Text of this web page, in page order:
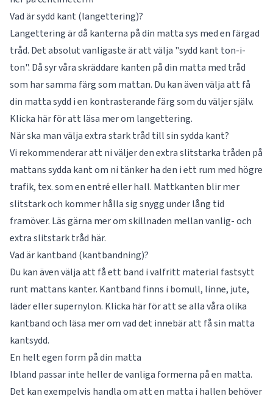
Vad är sydd kant (langettering)?
Langettering är då kanterna på din matta sys med en färgad
tråd. Det absolut vanligaste är att välja "sydd kant ton-i-
ton". Då syr våra skräddare kanten på din matta med tråd
som har samma färg som mattan. Du kan även välja att få
din matta sydd i en kontrasterande färg som du väljer själv.
Klicka här för att läsa mer om langettering.
När ska man välja extra stark tråd till sin sydda kant?
Vi rekommenderar att ni väljer den extra slitstarka tråden på
mattans sydda kant om ni tänker ha den i ett rum med högre
trafik, tex. som en entré eller hall. Mattkanten blir mer
slitstark och kommer hålla sig snygg under lång tid
framöver. Läs gärna mer om skillnaden mellan vanlig- och
extra slitstark tråd här.
Vad är kantband (kantbandning)?
Du kan även välja att få ett band i valfritt material fastsytt
runt mattans kanter. Kantband finns i bomull, linne, jute,
läder eller supernylon. Klicka här för att se alla våra olika
kantbandoch läsa mer om vad det innebär att få sin matta
kantsydd.
En helt egen form på din matta
Ibland passar inte heller de vanliga formerna på en matta.
Det kan exempelvis handla om att en matta i hallen behöver